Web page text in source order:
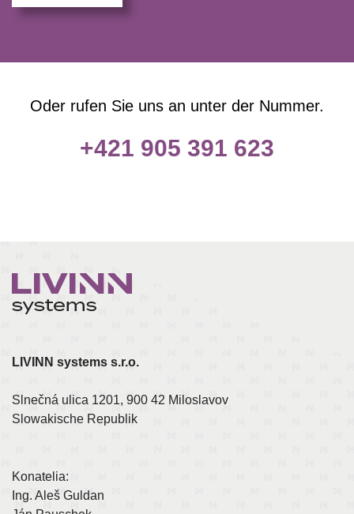
Oder rufen Sie uns an unter der Nummer.
+421 905 391 623
LIVINN systems s.r.o.
Slnečná ulica 1201, 900 42 Miloslavov
Slowakische Republik
Konatelia:
Ing. Aleš Guldan